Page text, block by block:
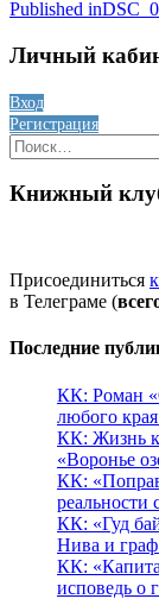
Навигация
по
Published in
Личный
Вход
Регистрация
Найти:
Книжный
Присоединиться
в Телеграме (
Последние
КК: Роман
любого
КК: Жизнь
«Воронье
КК:
реальности
КК: «Гуд
Нива и
КК:
исповедь о